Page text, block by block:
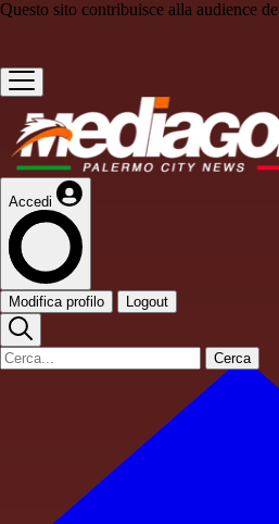
Questo sito contribuisce alla audience de
Accedi
Modifica profilo Logout
Cerca